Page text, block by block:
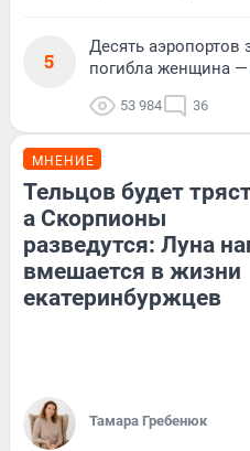
5
Десять аэропортов
погибла женщина —
53 984 36
МНЕНИЕ
Тельцов будет
а Скорпионы
разведутся: Луна
вмешается в жизни
екатеринбуржцев
Тамара Гребенюк